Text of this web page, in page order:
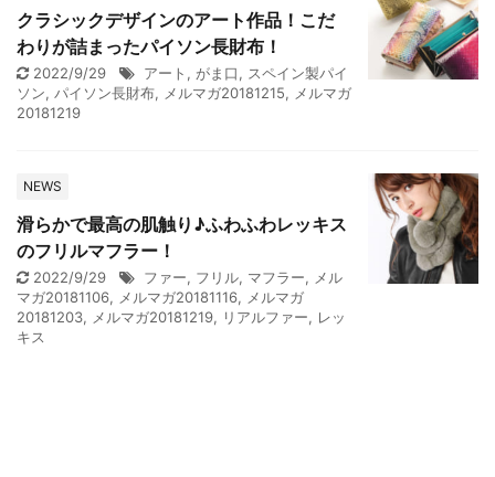
クラシックデザインのアート作品！こだ
わりが詰まったパイソン長財布！
2022/9/29 アート , がま口, スペイン製パイ
ソン, パイソン長財布, メルマガ20181215, メルマガ
20181219
NEWS
滑らかで最高の肌触り♪ふわふわレッキス
のフリルマフラー！
2022/9/29 ファー, フリル, マフラー, メル
マガ20181106, メルマガ20181116, メルマガ
20181203, メルマガ20181219, リアルファー, レッ
キス